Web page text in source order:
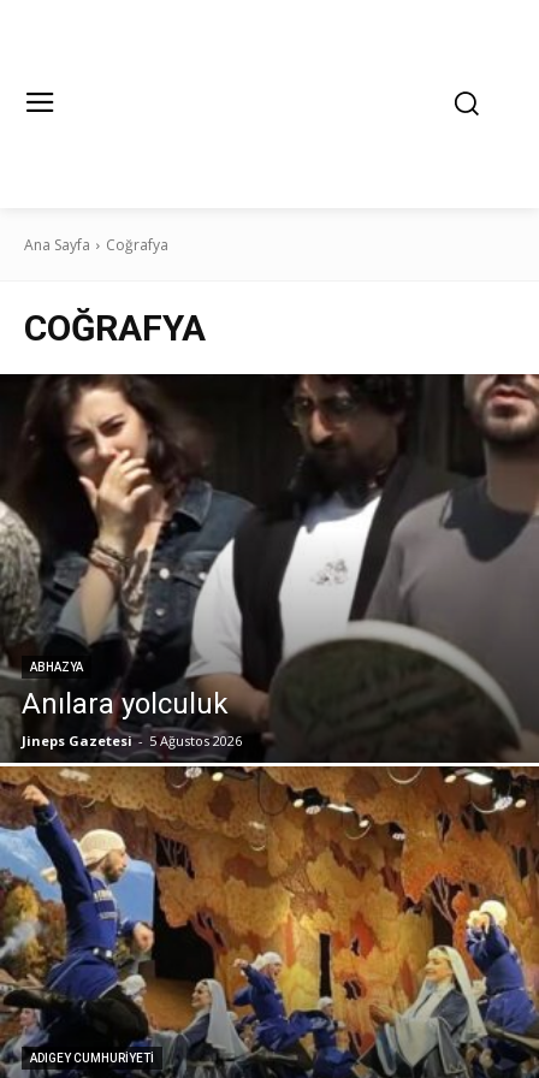
Ana Sayfa Coğrafya
COĞRAFYA
ABHAZYA
Anılara yolculuk
Jineps Gazetesi - 5 Ağustos 2026
ADIGEY CUMHURIYETI